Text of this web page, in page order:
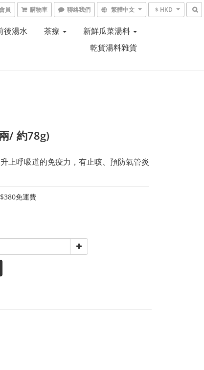
員 購物車 聯絡我們 繁體中文 $ HKD
後湯水 茶療
新鮮瓜菜湯料
乾貨湯料雜貨
/ 約78g)
上呼吸道的免疫力，有止咳、預防氣管炎
免運費